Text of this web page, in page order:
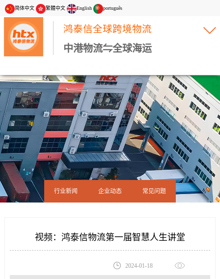
简体中文 繁體中文 English português
鸿泰信全球跨境物流
中港物流⇋全球海运
行业新闻 企业动态 常见问题
视频：鸿泰信物流第一届智慧人生讲堂
2024-01-18